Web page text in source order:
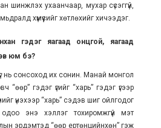
шинжлэх ухаанчаар, мухар сүсэггүй,
хүмүүсийг хөтлөхийг хичээдэг.
гэдэг яагаад онцгой, яагаад
юм бэ?
нь сонсоход их сонин. Манай монгол
гэдэг үгийг “харь” гэдэг үгээр
үнэхээр “харь” сэдэв шиг ойлгодог
энэ хэллэг тохиромжгүй мэт
эрдэмтэд “өөр ертөнцийнхөн” гэж